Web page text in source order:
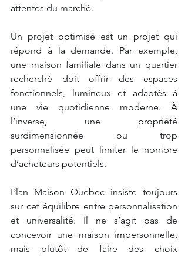
attentes du marché.
Un projet optimisé est un projet qui
répond à la demande. Par exemple,
une maison familiale dans un quartier
recherché doit offrir des espaces
fonctionnels, lumineux et adaptés à
une vie quotidienne moderne. À
l’inverse, une propriété
surdimensionnée ou trop
personnalisée peut limiter le nombre
d’acheteurs potentiels.
Plan Maison Québec insiste toujours
sur cet équilibre entre personnalisation
et universalité. Il ne s’agit pas de
concevoir une maison impersonnelle,
mais plutôt de faire des choix